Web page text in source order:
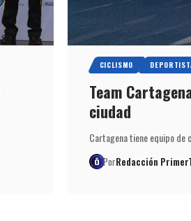
CICLISMO
Team
ciudad
Cartagena tiene equipo de
PorRedacción